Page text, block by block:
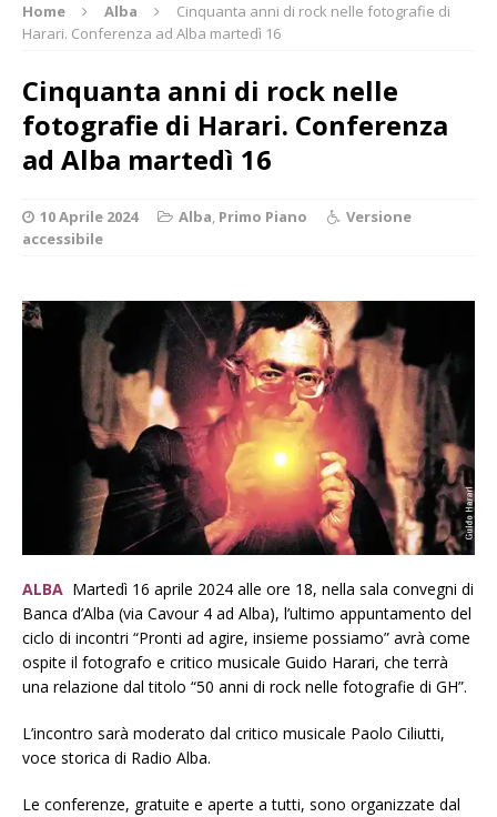
Home Alba
Cinquanta anni di rock nelle fotografie di
Harari. Conferenza ad Alba martedì 16
Cinquanta anni di rock nelle
fotografie di Harari. Conferenza
ad Alba martedì 16
10 Aprile 2024 Alba, Primo Piano
Versione
accessibile
ALBA Martedì 16 aprile 2024 alle ore 18, nella sala convegni di
Banca d’Alba (via Cavour 4 ad Alba), l’ultimo appuntamento del
ciclo di incontri “Pronti ad agire, insieme possiamo” avrà come
ospite il fotografo e critico musicale Guido Harari, che terrà
una relazione dal titolo “50 anni di rock nelle fotografie di GH”.
L’incontro sarà moderato dal critico musicale Paolo Ciliutti,
voce storica di Radio Alba.
Le conferenze, gratuite e aperte a tutti, sono organizzate dal